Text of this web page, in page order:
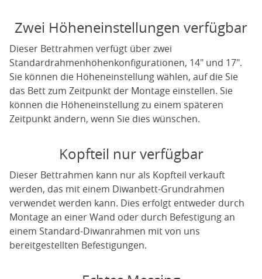
Zwei Höheneinstellungen verfügbar
Dieser Bettrahmen verfügt über zwei
Standardrahmenhöhenkonfigurationen, 14" und 17".
Sie können die Höheneinstellung wählen, auf die Sie
das Bett zum Zeitpunkt der Montage einstellen. Sie
können die Höheneinstellung zu einem späteren
Zeitpunkt ändern, wenn Sie dies wünschen.
Kopfteil nur verfügbar
Dieser Bettrahmen kann nur als Kopfteil verkauft
werden, das mit einem Diwanbett-Grundrahmen
verwendet werden kann. Dies erfolgt entweder durch
Montage an einer Wand oder durch Befestigung an
einem Standard-Diwanrahmen mit von uns
bereitgestellten Befestigungen.